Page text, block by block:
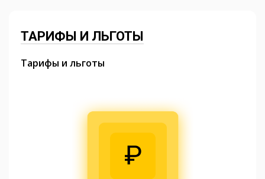
ТАРИФЫ И ЛЬГОТЫ
Тарифы и льготы